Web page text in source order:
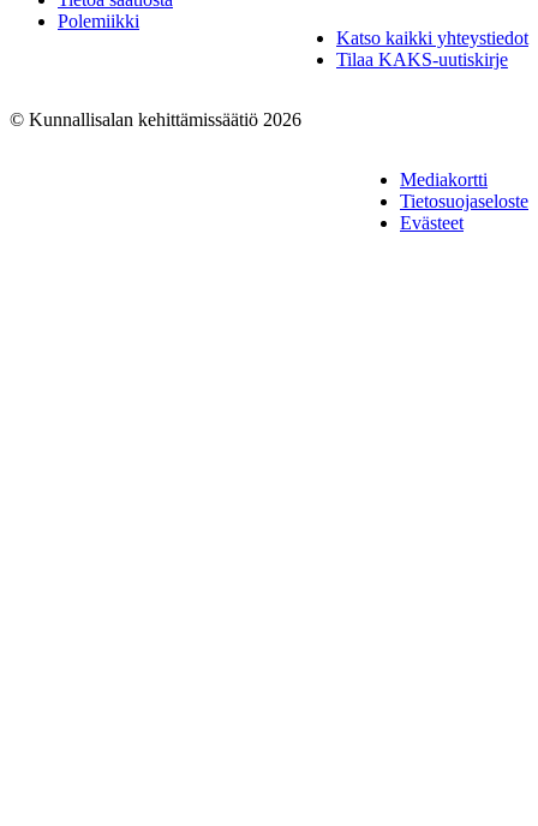
Polemiikki
Katso kaikki yhteystiedot
Tilaa KAKS-uutiskirje
© Kunnallisalan kehittämissäätiö 2026
Mediakortti
Tietosuojaseloste
Evästeet